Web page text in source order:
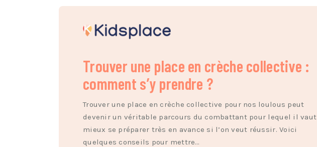
Trouver une place en crèche collective :
comment s’y prendre ?
Trouver une place en crèche collective pour nos loulous peut
devenir un véritable parcours du combattant pour lequel il vaut
mieux se préparer très en avance si l’on veut réussir. Voici
quelques conseils pour mettre…